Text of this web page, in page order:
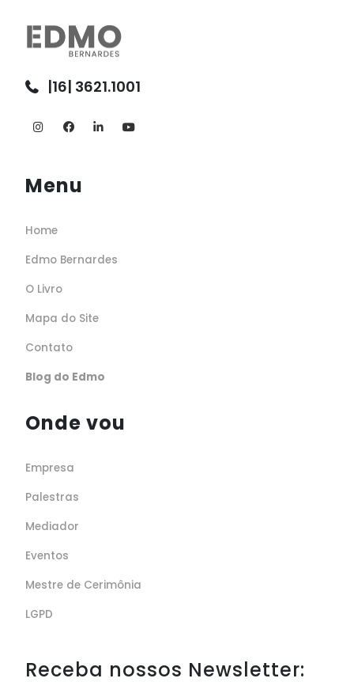
|16| 3621.1001
Menu
Home
Edmo Bernardes
O Livro
Mapa do Site
Contato
Blog do Edmo
Onde vou
Empresa
Palestras
Mediador
Eventos
Mestre de Cerimônia
LGPD
Receba nossos Newsletter: